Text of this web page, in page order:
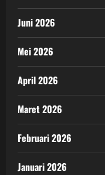
Juni 2026
Mei 2026
April 2026
Maret 2026
Februari 2026
Januari 2026